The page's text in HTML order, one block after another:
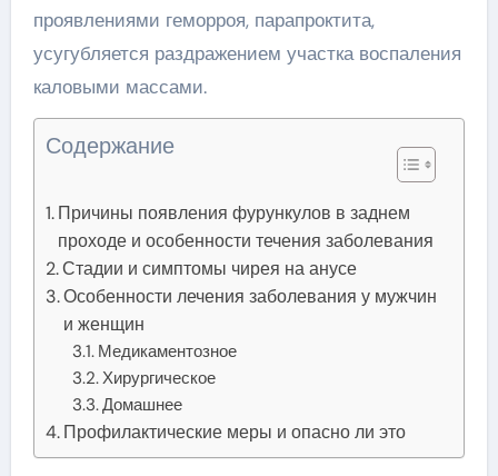
проявлениями геморроя, парапроктита,
усугубляется раздражением участка воспаления
каловыми массами.
Содержание
Причины появления фурункулов в заднем
проходе и особенности течения заболевания
Стадии и симптомы чирея на анусе
Особенности лечения заболевания у мужчин
и женщин
Медикаментозное
Хирургическое
Домашнее
Профилактические меры и опасно ли это